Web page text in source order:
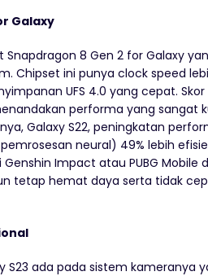
Galaxy
Snapdragon 8 Gen 2 for Galaxy
Chipset ini punya clock speed
UFS 4.0 yang cepat.
performa yang sangat
Galaxy S22, peningkatan
pemrosesan neural) 49% lebih
Impact atau PUBG Mobile
tetap hemat daya serta tidak
S23 ada pada sistem kameranya